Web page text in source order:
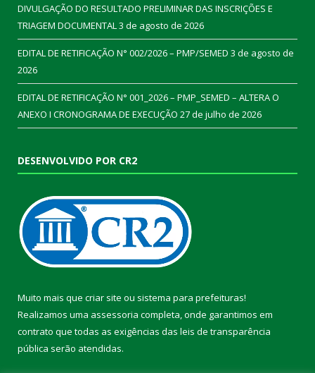
DIVULGAÇÃO DO RESULTADO PRELIMINAR DAS INSCRIÇÕES E
TRIAGEM DOCUMENTAL3 de agosto de 2026
EDITAL DE RETIFICAÇÃO N° 002/2026 – PMP/SEMED 3 de agosto de
2026
EDITAL DE RETIFICAÇÃO N° 001_2026 – PMP_SEMED – ALTERA O
ANEXO I CRONOGRAMA DE EXECUÇÃO 27 de julho de 2026
DESENVOLVIDO POR CR2
Muito mais que criar site ou sistema para prefeituras!
Realizamos uma assessoria completa, onde garantimos em
contrato que todas as exigências das leis de transparência
pública serão atendidas.